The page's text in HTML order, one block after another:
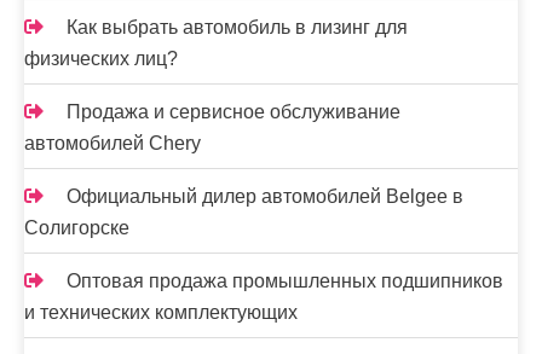
Как выбрать автомобиль в лизинг для
физических лиц?
Продажа и сервисное обслуживание
автомобилей Chery
Официальный дилер автомобилей Belgee в
Солигорске
Оптовая продажа промышленных подшипников
и технических комплектующих